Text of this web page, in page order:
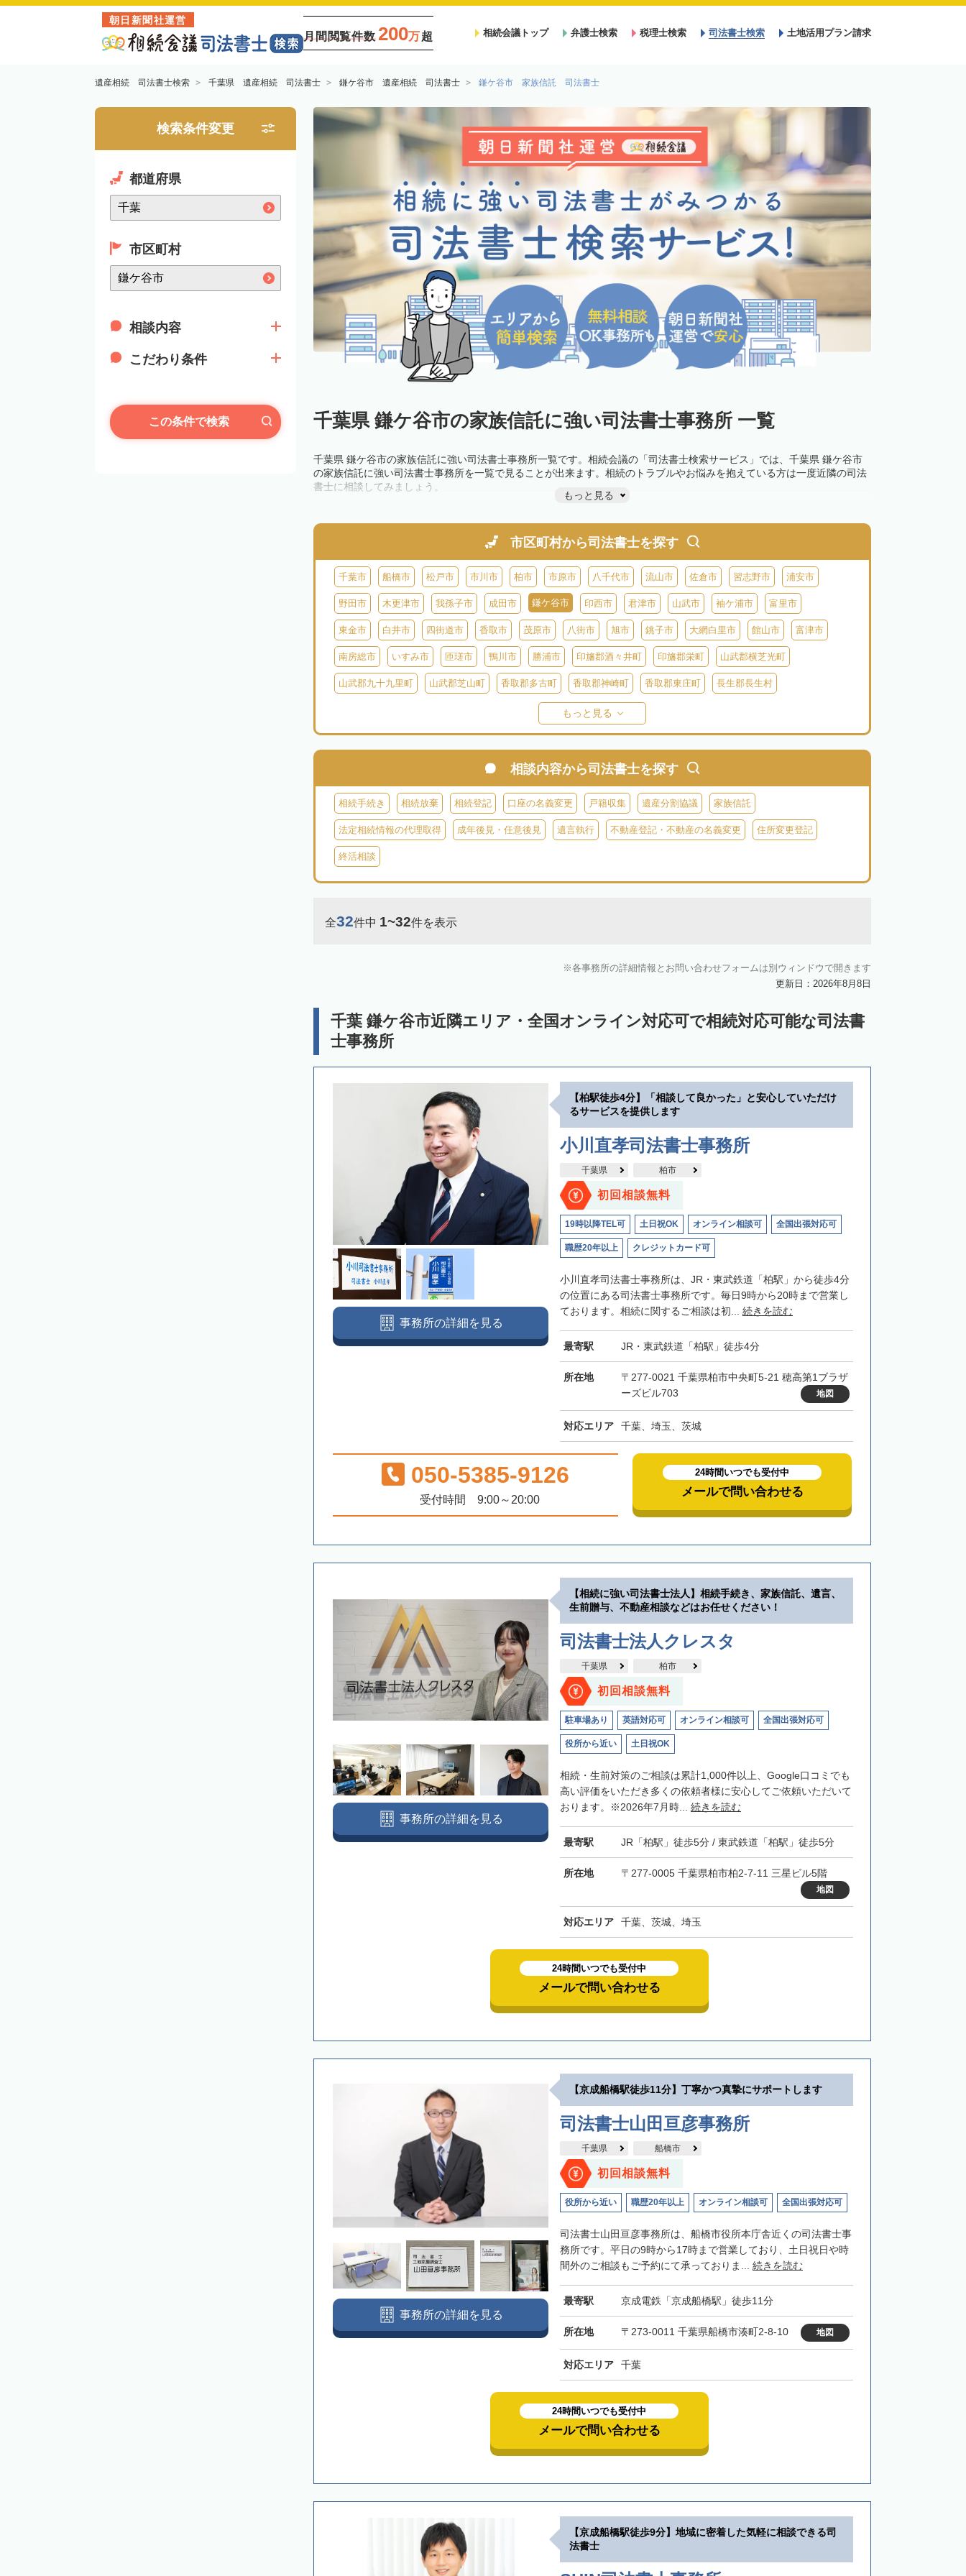
朝日新聞社運営
月間閲覧件数 200万超 相続会議トップ 弁護士検索 税理士検索 司法書士検索 土地活用プラン請求
遺産相続 司法書士検索 千葉県 遺産相続 司法書士 鎌ケ谷市 遺産相続 司法書士 鎌ケ谷市 家族信託 司法書士
検索条件変更
都道府県
市区町村
相談内容
こだわり条件
この条件で検索 千葉県 鎌ケ谷市の家族信託に強い司法書士事務所 一覧
千葉県 鎌ケ谷市の家族信託に強い司法書士事務所一覧です。相続会議の「司法書士検索サービス」では、千葉県 鎌ケ谷市
の家族信託に強い司法書士事務所を一覧で見ることが出来ます。相続のトラブルやお悩みを抱えている方は一度近隣の司法
書士に相談してみましょう。
もっと見る
市区町村から司法書士を探す
千葉市 船橋市 松戸市 市川市 柏市 市原市 八千代市 流山市 佐倉市 習志野市 浦安市
野田市 木更津市 我孫子市 成田市 鎌ケ谷市 印西市 君津市 山武市 袖ケ浦市 富里市
東金市 白井市 四街道市 香取市 茂原市 八街市 旭市 銚子市 大網白里市 館山市 富津市
南房総市 いすみ市 匝瑳市 鴨川市 勝浦市 印旛郡酒々井町 印旛郡栄町 山武郡横芝光町
山武郡九十九里町 山武郡芝山町 香取郡多古町 香取郡神崎町 香取郡東庄町 長生郡長生村
長生郡睦沢町
安房郡鋸南町
もっと見る
相談内容から司法書士を探す
相続手続き 相続放棄 相続登記 口座の名義変更 戸籍収集 遺産分割協議 家族信託
法定相続情報の代理取得 成年後見・任意後見 遺言執行 不動産登記・不動産の名義変更 住所変更登記
終活相談
全32件中 1~32件を表示
各事務所の詳細情報とお問い合わせフォームは別ウィンドウで開きます
更新日：2026年8月8日
千葉 鎌ケ谷市近隣エリア・全国オンライン対応可で相続対応可能な司法書
士事務所
【柏駅徒歩4分】「相談して良かった」と安心していただけ
るサービスを提供します
小川直孝司法書士事務所
千葉県 柏市
初回相談無料
19時以降TEL可 土日祝OK オンライン相談可 全国出張対応可
職歴20年以上 クレジットカード可
小川直孝司法書士事務所は、JR・東武鉄道「柏駅」から徒歩4分
の位置にある司法書士事務所です。毎日9時から20時まで営業し
ております。相続に関するご相談は初... 続きを読む
最寄駅 JR・東武鉄道「柏駅」徒歩4分
所在地
〒277-0021 千葉県柏市中央町5-21 穂高第1ブラザ
ーズビル703
地図
対応エリア 千葉、埼玉、茨城
事務所の詳細を見る
050-5385-9126
受付時間 9:00～20:00
24時間いつでも受付中
メールで問い合わせる
【相続に強い司法書士法人】相続手続き、家族信託、遺言、
生前贈与、不動産相談などはお任せください！
司法書士法人クレスタ
千葉県 柏市
初回相談無料
駐車場あり 英語対応可 オンライン相談可 全国出張対応可
役所から近い 土日祝OK
相続・生前対策のご相談は累計1,000件以上、Google口コミでも
高い評価をいただき多くの依頼者様に安心してご依頼いただいて
おります。※2026年7月時... 続きを読む
最寄駅 JR「柏駅」徒歩5分 / 東武鉄道「柏駅」徒歩5分
所在地 〒277-0005 千葉県柏市柏2-7-11 三星ビル5階
地図
対応エリア 千葉、茨城、埼玉
事務所の詳細を見る
24時間いつでも受付中
メールで問い合わせる
【京成船橋駅徒歩11分】丁寧かつ真摯にサポートします
司法書士山田亘彦事務所
千葉県 船橋市
初回相談無料
役所から近い 職歴20年以上 オンライン相談可 全国出張対応可
司法書士山田亘彦事務所は、船橋市役所本庁舎近くの司法書士事
務所です。平日の9時から17時まで営業しており、土日祝日や時
間外のご相談もご予約にて承っておりま... 続きを読む
最寄駅 京成電鉄「京成船橋駅」徒歩11分
所在地 〒273-0011 千葉県船橋市湊町2-8-10 地図
対応エリア 千葉
事務所の詳細を見る
24時間いつでも受付中
メールで問い合わせる
【京成船橋駅徒歩9分】地域に密着した気軽に相談できる司
法書士